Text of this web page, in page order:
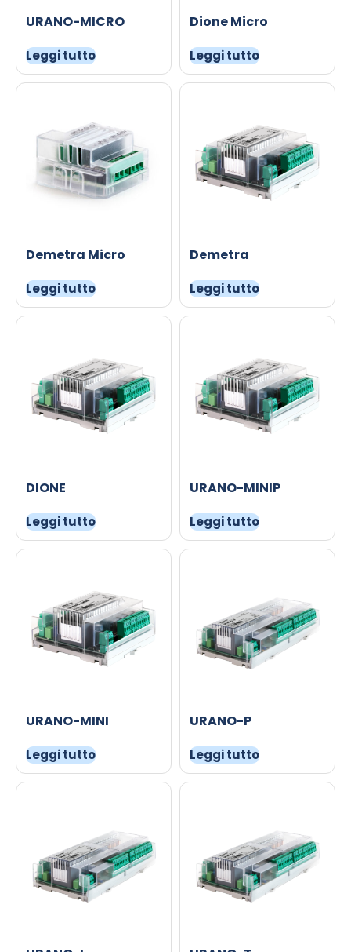
URANO-MICRO
Leggi tutto
Dione Micro
Leggi tutto
Demetra Micro
Leggi tutto
Demetra
Leggi tutto
DIONE
Leggi tutto
URANO-MINIP
Leggi tutto
URANO-MINI
Leggi tutto
URANO-P
Leggi tutto